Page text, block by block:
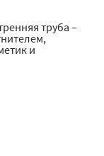
труба –
и